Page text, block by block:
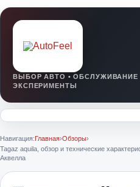
Навигация:Главная›Обзоры›
Tagaz aquila, обзор и технические
Аквелла